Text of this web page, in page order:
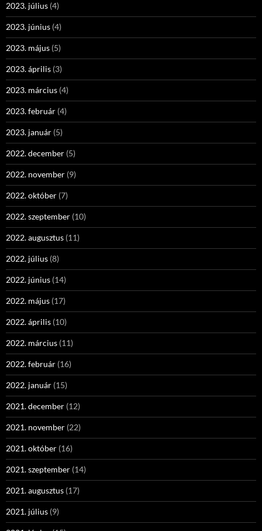
2023. július (4)
2023. június (4)
2023. május (5)
2023. április (3)
2023. március (4)
2023. február (4)
2023. január (5)
2022. december (5)
2022. november (9)
2022. október (7)
2022. szeptember (10)
2022. augusztus (11)
2022. július (8)
2022. június (14)
2022. május (17)
2022. április (10)
2022. március (11)
2022. február (16)
2022. január (15)
2021. december (12)
2021. november (22)
2021. október (16)
2021. szeptember (14)
2021. augusztus (17)
2021. július (9)